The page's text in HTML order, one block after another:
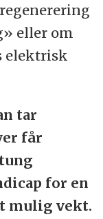
eller om
elektrisk
tar
får
for en
mulig vekt.